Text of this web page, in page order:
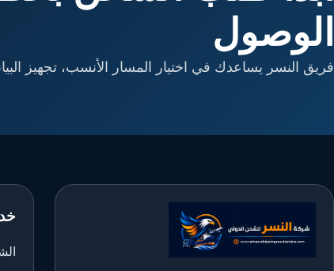
الوصول
فريق النسر يساعدك في اختيار المسار الأنسب، تجهيز